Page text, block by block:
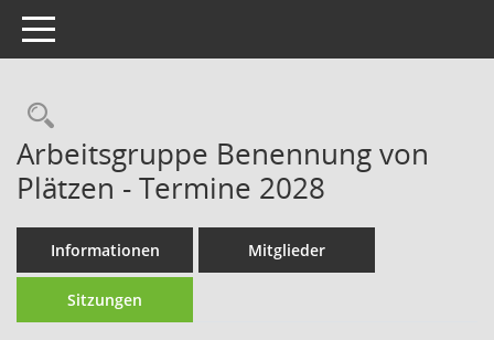
Toggle navigation
Rechercheauswahl
Arbeitsgruppe Benennung von
Plätzen - Termine 2028
Informationen Mitglieder
Sitzungen